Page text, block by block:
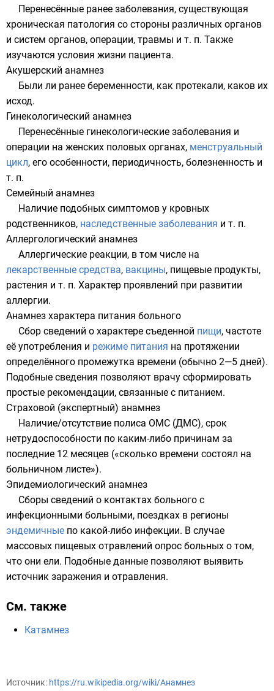
Перенесённые ранее заболевания, существующая
хроническая патология со стороны различных органов
и систем органов, операции, травмы и т. п. Также
изучаются условия жизни пациента.
Акушерский анамнез
Были ли ранее беременности, как протекали, каков их
исход.
Гинекологический анамнез
Перенесённые гинекологические заболевания и
операции на женских половых органах, менструальный
цикл, его особенности, периодичность, болезненность и
т. п.
Семейный анамнез
Наличие подобных симптомов у кровных
родственников, наследственные заболевания и т. п.
Аллергологический анамнез
Аллергические реакции, в том числе на
лекарственные средства, вакцины, пищевые продукты,
растения и т. п. Характер проявлений при развитии
аллергии.
Анамнез характера питания больного
Сбор сведений о характере съеденной пищи, частоте
её употребления и режиме питания на протяжении
определённого промежутка времени (обычно 2—5 дней).
Подобные сведения позволяют врачу сформировать
простые рекомендации, связанные с питанием.
Страховой (экспертный) анамнез
Наличие/отсутствие полиса ОМС (ДМС), срок
нетрудоспособности по каким-либо причинам за
последние 12 месяцев («сколько времени состоял на
больничном листе»).
Эпидемиологический анамнез
Сборы сведений о контактах больного с
инфекционными больными, поездках в регионы
эндемичные по какой-либо инфекции. В случае
массовых пищевых отравлений опрос больных о том,
что они ели. Подобные данные позволяют выявить
источник заражения и отравления.
См. также
Катамнез
Источник: https://ru.wikipedia.org/wiki/Анамнез